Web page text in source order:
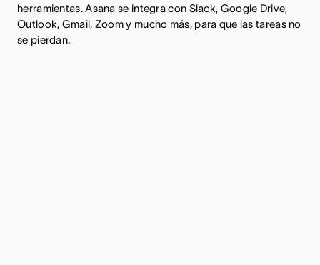
herramientas. Asana se integra con Slack, Google Drive,
Outlook, Gmail, Zoom y mucho más, para que las tareas no
se pierdan.